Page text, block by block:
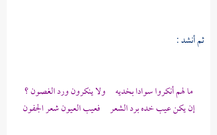
ثم أنشد :
ما لهم أنكروا سوادا بخديه ولا ينكرون ورد الغصون ؟
إن يكن عيب خده برد الشعر فعيب العيون شعر الجفون